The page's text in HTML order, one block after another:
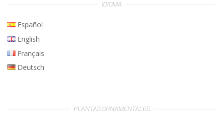
IDIOMA
Español
English
Français
Deutsch
PLANTAS ORNAMENTALES